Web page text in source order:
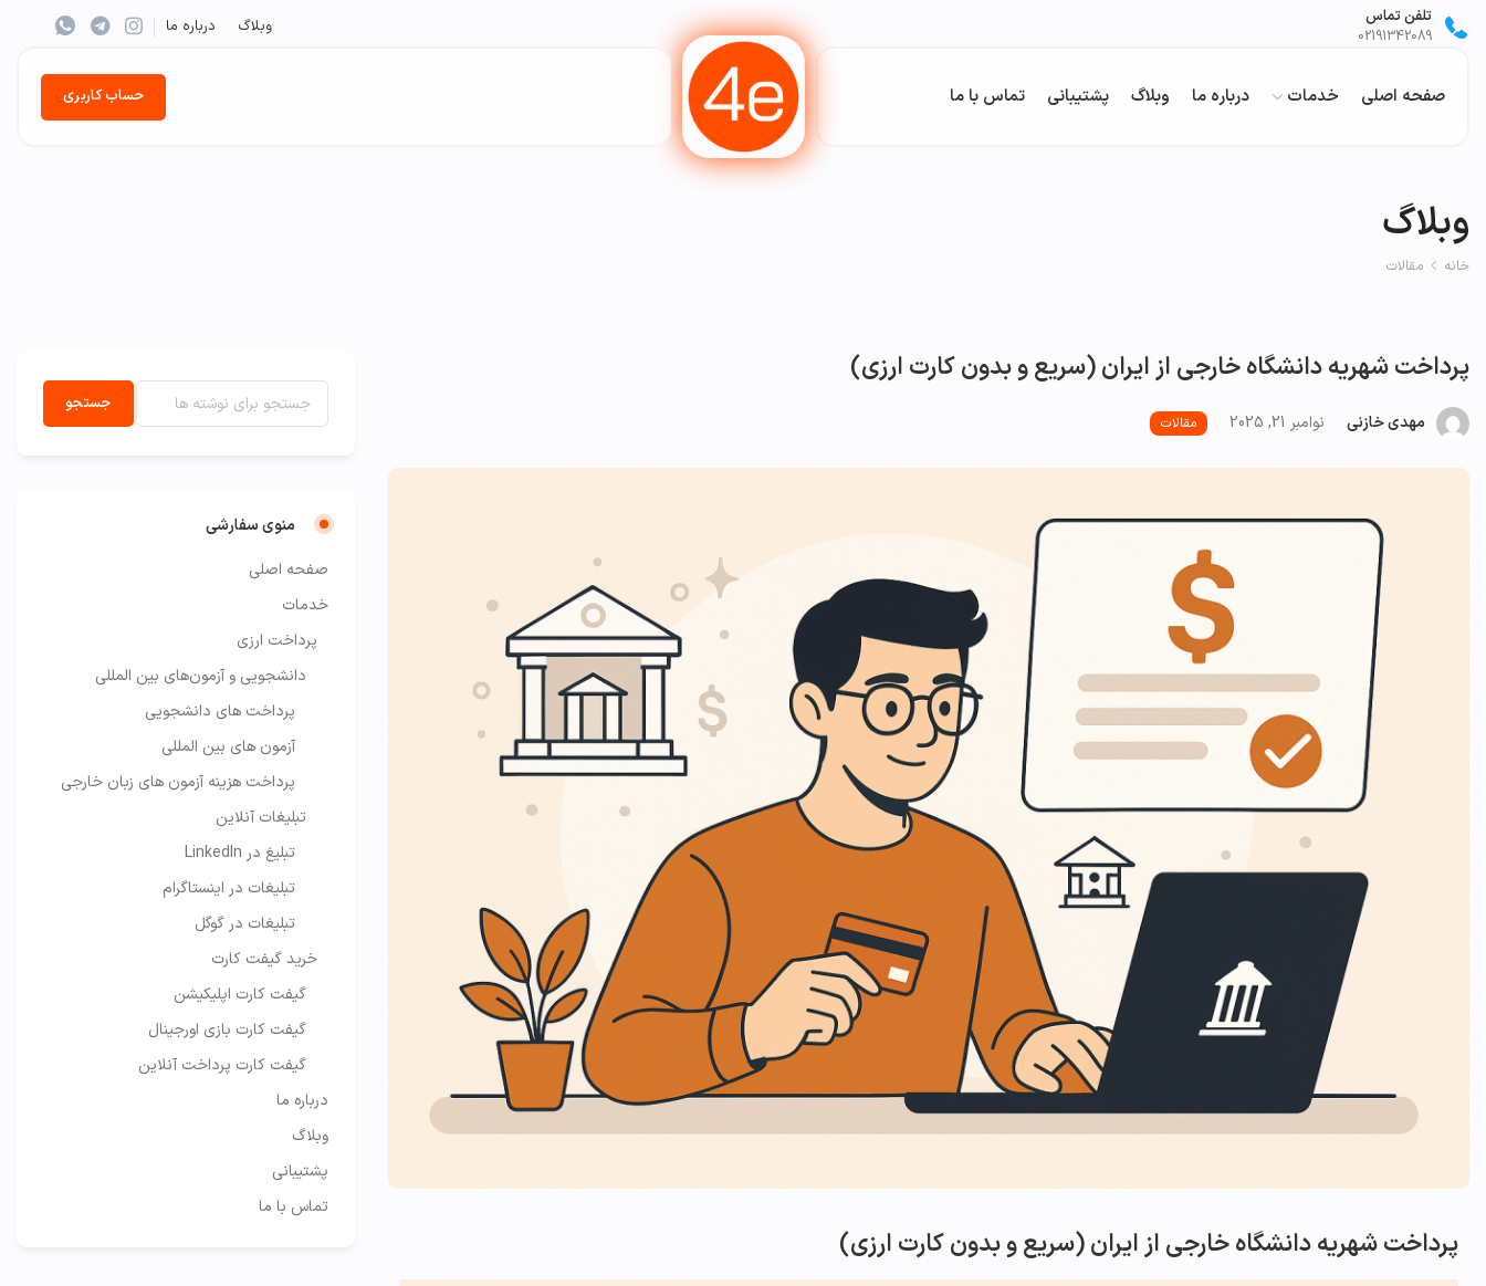
تلفن تماس
02191342089 وبلاگ درباره ما
صفحه اصلی خدمات درباره ما وبلاگ پشتیبانی تماس با ما حساب کاربری
وبلاگ
خانه مقالات
پرداخت شهریه دانشگاه خارجی از ایران (سریع و بدون کارت ارزی)
مهدی خازنی نوامبر 21, 2025 مقالات
پرداخت شهریه دانشگاه خارجی از ایران (سریع و بدون کارت ارزی)
جستجو
منوی سفارشی
صفحه اصلی
خدمات
پرداخت ارزی
دانشجویی و آزمون‌های بین المللی
پرداخت های دانشجویی
آزمون های بین المللی
پرداخت هزینه آزمون های زبان خارجی
تبلیغات آنلاین
تبلیغ در LinkedIn
تبلیغات در اینستاگرام
تبلیغات در گوگل
خرید گیفت کارت
گیفت کارت اپلیکیشن
گیفت کارت بازی اورجینال
گیفت کارت پرداخت آنلاین
درباره ما
وبلاگ
پشتیبانی
تماس با ما